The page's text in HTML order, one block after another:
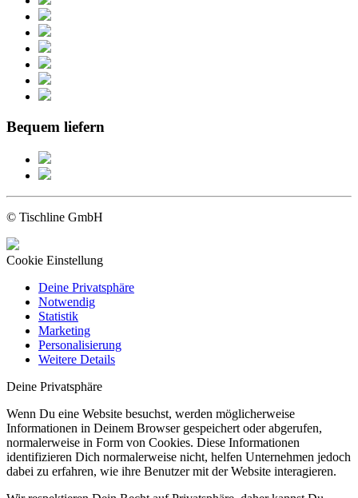
Bequem liefern
© Tischline GmbH
Cookie Einstellung
Deine Privatsphäre
Notwendig
Statistik
Marketing
Personalisierung
Weitere Details
Deine Privatsphäre
Wenn Du eine Website besuchst, werden möglicherweise
Informationen in Deinem Browser gespeichert oder abgerufen,
normalerweise in Form von Cookies. Diese Informationen
identifizieren Dich normalerweise nicht, helfen Unternehmen jedoch
dabei zu erfahren, wie ihre Benutzer mit der Website interagieren.